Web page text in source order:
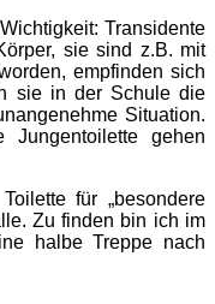
Transidente
sie sind z.B. mit
empfinden sich
sie in der Schule die
Situation.
gehen
für „besondere
Zu finden bin ich im
halbe Treppe nach